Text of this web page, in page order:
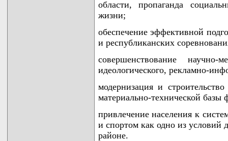
области, пропаганда
жизни;
обеспечение эффективной
и республиканских
совершенствование научно-
идеологического, рекламно-
модернизация и
материально-технической
привлечение населения к
и спортом как одно из условий
районе.